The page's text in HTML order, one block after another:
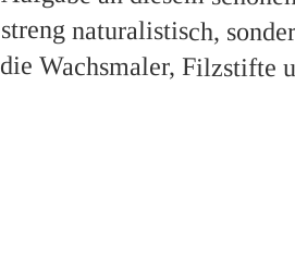
die Wachsmaler, Filzstifte